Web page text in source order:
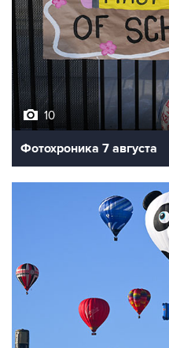
10
Фотохроника 7 августа